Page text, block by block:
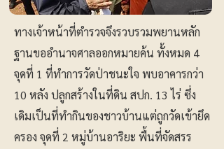
ทางเจ้าหน้าที่ตำรวจจึงรวบรวมพยานหลัก
ฐานขออำนาจศาลออกหมายค้น ทั้งหมด 4
จุดที่ 1 ที่ทำการวัดป่าชนะใจ พบอาคารกว่า
10 หลัง ปลูกสร้างในที่ดิน สปก. 13 ไร่ ซึ่ง
เดิมเป็นที่ทำกินของชาวบ้านแต่ถูกวัดเข้ายึด
ครอง ​จุดที่ 2 หมู่บ้านอาริยะ พื้นที่จัดสรร